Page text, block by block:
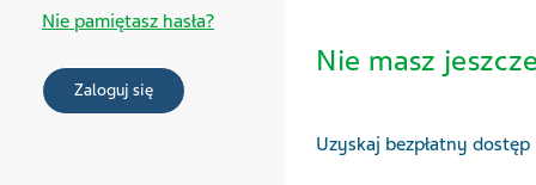
Nie masz
Uzyskaj bezpłatny dostęp
Nie pamiętasz hasła?